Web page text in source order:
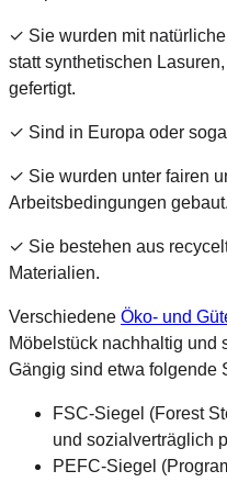
✓ Sie wurden mit
statt synthetischen
gefertigt.
✓ Sind in Europa oder
✓ Sie wurden unter fairen
Arbeitsbedingungen gebaut.
✓ Sie bestehen aus
Materialien.
Verschiedene Öko- und
Möbelstück nachhaltig und
Gängig sind etwa folgende
FSC-Siegel (Forest
und sozialverträglich
PEFC-Siegel